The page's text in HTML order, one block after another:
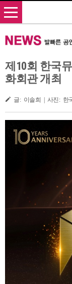
제10회 한국
화회관 개최
글: 이솔희 | 사진: 한